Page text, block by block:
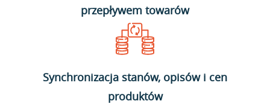
przepływem towarów
Synchronizacja stanów, opisów i cen
produktów